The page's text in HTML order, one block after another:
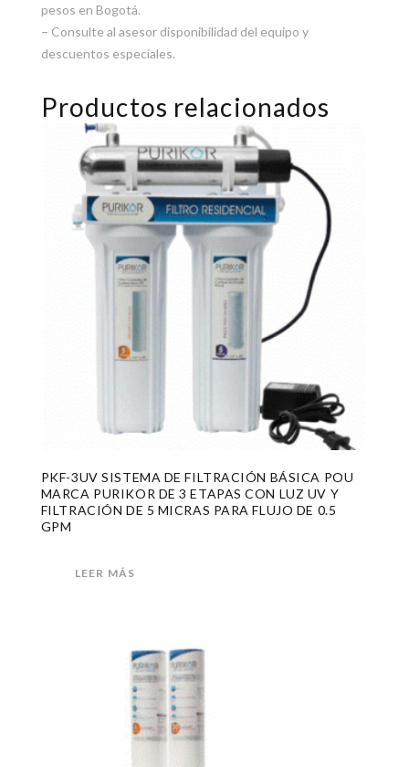
pesos en Bogotá.
– Consulte al asesor disponibilidad del equipo y
descuentos especiales.
Productos relacionados
PKF-3UV SISTEMA DE FILTRACIÓN BÁSICA POU
MARCA PURIKOR DE 3 ETAPAS CON LUZ UV Y
FILTRACIÓN DE 5 MICRAS PARA FLUJO DE 0.5
GPM
LEER MÁS